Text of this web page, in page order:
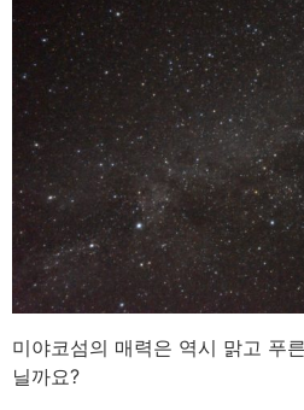
미야코섬의 매력은 역시 맑고 푸
닐까요?